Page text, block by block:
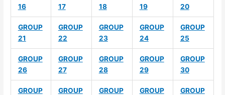
16
17
18
19
20
GROUP
21
GROUP
22
GROUP
23
GROUP
24
GROUP
25
GROUP
26
GROUP
27
GROUP
28
GROUP
29
GROUP
30
GROUP
GROUP
GROUP
GROUP
GROUP